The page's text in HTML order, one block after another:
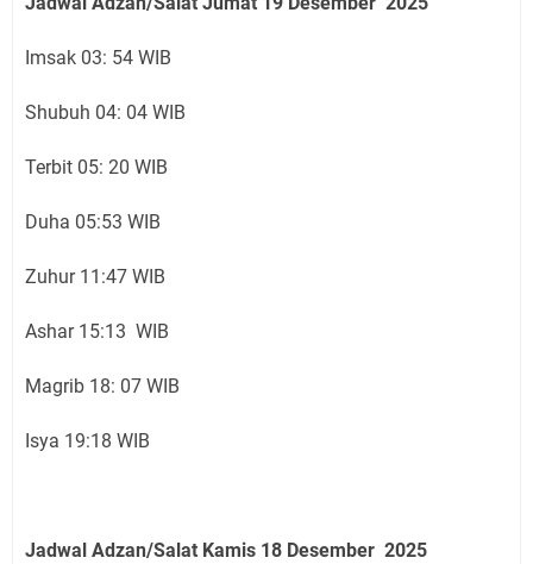
Imsak 03: 54 WIB
Shubuh 04: 04 WIB
Terbit 05: 20 WIB
Duha 05:53 WIB
Zuhur 11:47 WIB
Ashar 15:13 WIB
Magrib 18: 07 WIB
Isya 19:18 WIB
Jadwal Adzan/Salat Kamis 18 Desember 2025